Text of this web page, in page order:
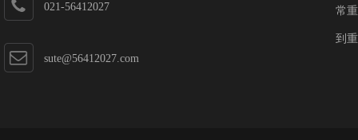
021-56412027
sute@56412027.com
常
到